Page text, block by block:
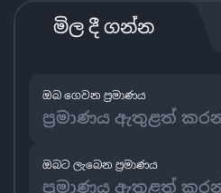
මිල දී ගන්න
ඔබ ගෙවන ප්‍රමාණය
ඔබට ලැබෙන ප්‍රමාණය